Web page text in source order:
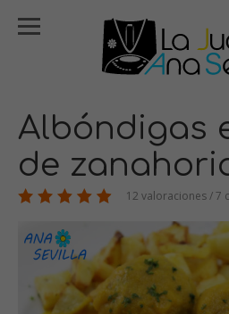
Albóndigas
de
12 valoraciones / 7